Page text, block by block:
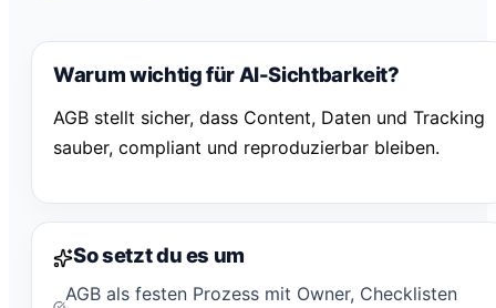
Warum wichtig für AI-Sichtbarkeit?
AGB stellt sicher, dass Content, Daten und Tracking
sauber, compliant und reproduzierbar bleiben.
So setzt du es um
AGB als festen Prozess mit Owner, Checklisten